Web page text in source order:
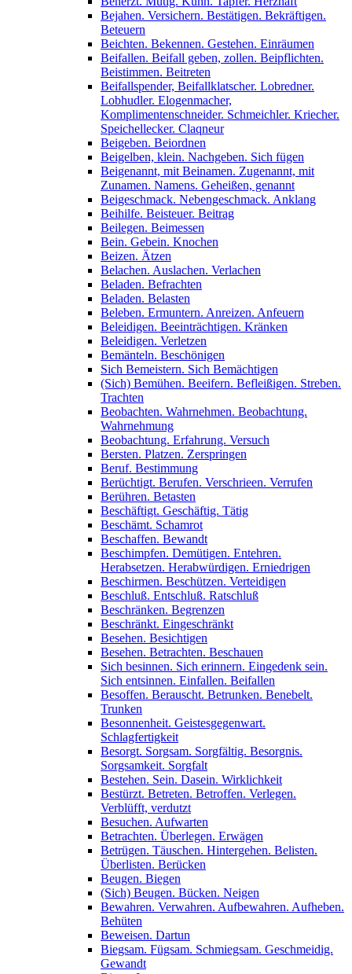
Bejahen. Versichern. Bestätigen. Bekräftigen.
Beteuern
Beichten. Bekennen. Gestehen. Einräumen
Beifallen. Beifall geben, zollen. Beipflichten.
Beistimmen. Beitreten
Beifallspender, Beifallklatscher. Lobredner.
Lobhudler. Elogenmacher,
Komplimentenschneider. Schmeichler. Kriecher.
Speichellecker. Claqneur
Beigeben. Beiordnen
Beigelben, klein. Nachgeben. Sich fügen
Beigenannt, mit Beinamen. Zugenannt, mit
Zunamen. Namens. Geheißen, genannt
Beigeschmack. Nebengeschmack. Anklang
Beihilfe. Beisteuer. Beitrag
Beilegen. Beimessen
Bein. Gebein. Knochen
Beizen. Ätzen
Belachen. Auslachen. Verlachen
Beladen. Befrachten
Beladen. Belasten
Beleben. Ermuntern. Anreizen. Anfeuern
Beleidigen. Beeinträchtigen. Kränken
Beleidigen. Verletzen
Bemänteln. Beschönigen
Sich Bemeistern. Sich Bemächtigen
(Sich) Bemühen. Beeifern. Befleißigen. Streben.
Trachten
Beobachten. Wahrnehmen. Beobachtung.
Wahrnehmung
Beobachtung. Erfahrung. Versuch
Bersten. Platzen. Zerspringen
Beruf. Bestimmung
Berüchtigt. Berufen. Verschrieen. Verrufen
Berühren. Betasten
Beschäftigt. Geschäftig. Tätig
Beschämt. Schamrot
Beschaffen. Bewandt
Beschimpfen. Demütigen. Entehren.
Herabsetzen. Herabwürdigen. Erniedrigen
Beschirmen. Beschützen. Verteidigen
Beschluß. Entschluß. Ratschluß
Beschränken. Begrenzen
Beschränkt. Eingeschränkt
Besehen. Besichtigen
Besehen. Betrachten. Beschauen
Sich besinnen. Sich erinnern. Eingedenk sein.
Sich entsinnen. Einfallen. Beifallen
Besoffen. Berauscht. Betrunken. Benebelt.
Trunken
Besonnenheit. Geistesgegenwart.
Schlagfertigkeit
Besorgt. Sorgsam. Sorgfältig. Besorgnis.
Sorgsamkeit. Sorgfalt
Bestehen. Sein. Dasein. Wirklichkeit
Bestürzt. Betreten. Betroffen. Verlegen.
Verblüfft, verdutzt
Besuchen. Aufwarten
Betrachten. Überlegen. Erwägen
Betrügen. Täuschen. Hintergehen. Belisten.
Überlisten. Berücken
Beugen. Biegen
(Sich) Beugen. Bücken. Neigen
Bewahren. Verwahren. Aufbewahren. Aufheben.
Behüten
Beweisen. Dartun
Biegsam. Fügsam. Schmiegsam. Geschmeidig.
Gewandt